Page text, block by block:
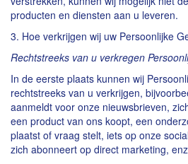
producten en diensten aan u leveren.
3. Hoe verkrijgen wij uw Persoonlijke
Rechtstreeks van u verkregen
In de eerste plaats kunnen wij
rechtstreeks van u verkrijgen,
aanmeldt voor onze nieuwsbrieven,
een product van ons koopt, een
plaatst of vraag stelt, iets op onze
zich abonneert op direct marketing,